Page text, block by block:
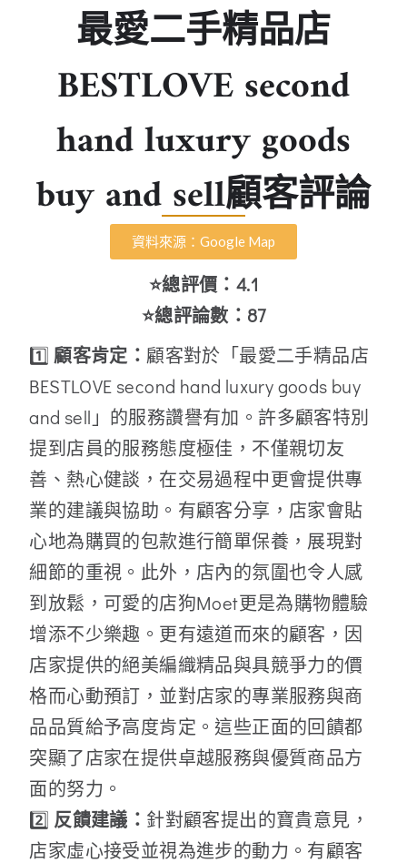
最愛二手精品店
BESTLOVE second
hand luxury goods
buy and sell顧客評論
資料來源：Google Map
⭐總評價：4.1
⭐總評論數：87
1️⃣ 顧客肯定： 顧客對於「最愛二手精品店
BESTLOVE second hand luxury goods buy
and sell」的服務讚譽有加。許多顧客特別
提到店員的服務態度極佳，不僅親切友
善、熱心健談，在交易過程中更會提供專
業的建議與協助。有顧客分享，店家會貼
心地為購買的包款進行簡單保養，展現對
細節的重視。此外，店內的氛圍也令人感
到放鬆，可愛的店狗Moet更是為購物體驗
增添不少樂趣。更有遠道而來的顧客，因
店家提供的絕美編織精品與具競爭力的價
格而心動預訂，並對店家的專業服務與商
品品質給予高度肯定。這些正面的回饋都
突顯了店家在提供卓越服務與優質商品方
面的努力。
2️⃣ 反饋建議： 針對顧客提出的寶貴意見，
店家虛心接受並視為進步的動力。有顧客